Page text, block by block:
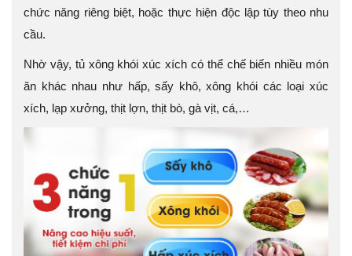
chức năng riêng biệt, hoặc thực hiện độc lập tùy theo nhu
cầu.
Nhờ vậy, tủ xông khói xúc xích có thể chế biến nhiều món
ăn khác nhau như hấp, sấy khô, xông khói các loại xúc
xích, lạp xưởng, thịt lợn, thịt bò, gà vịt, cá,…